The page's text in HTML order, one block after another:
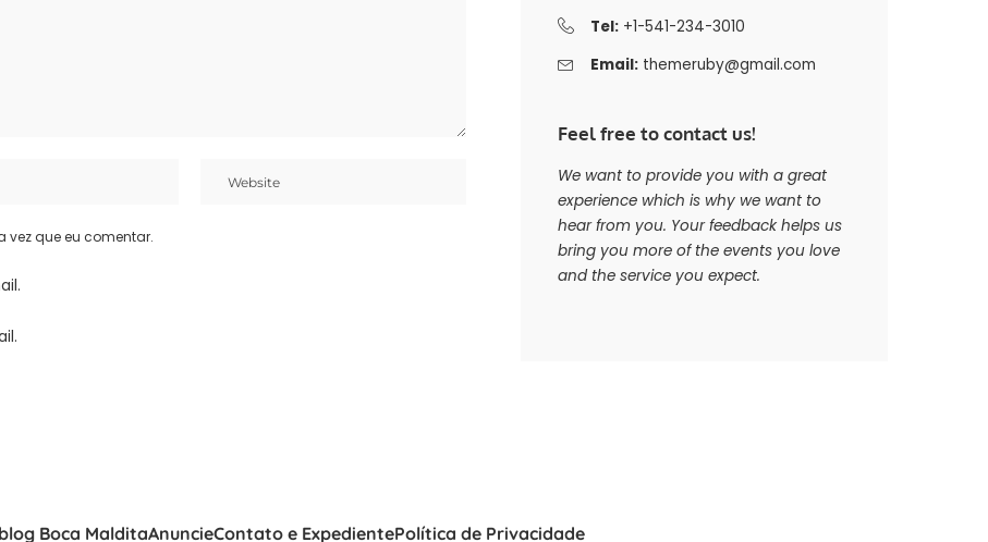
que eu comentar.
Tel:+1-541-234-3010
Email: themeruby@gmail.com
Feel free to contact us!
We want to provide you with a great
experience which is why we want to
hear from you. Your feedback helps us
bring you more of the events you love
and the service you expect.
Boca MalditaAnuncieContato e ExpedientePolítica de Privacidade